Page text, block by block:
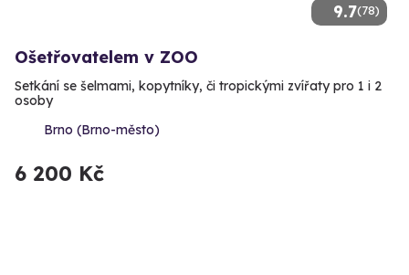
9.7(78)
Ošetřovatelem v ZOO
Setkání se šelmami, kopytníky, či tropickými zvířaty pro 1 i 2
osoby
Brno (Brno-město)
6 200 Kč